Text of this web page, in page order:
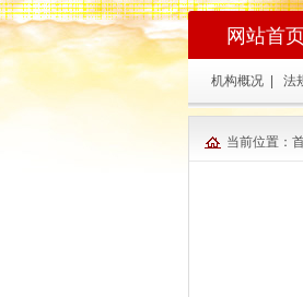
网站首
机构概况 法
当前位置：